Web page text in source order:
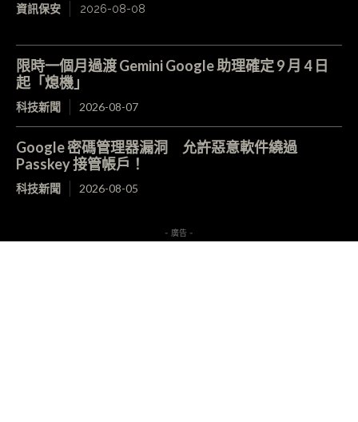
資訊保安 2026-08-08
限時一個月過渡 Gemini Google 助理確定 9 月 4 日
起「熄機」
科技新聞 2026-08-07
Google 密碼管理器漏洞 允許惡意軟件繞過
Passkey 接管帳戶！
科技新聞 2026-08-05
- 廣告 -